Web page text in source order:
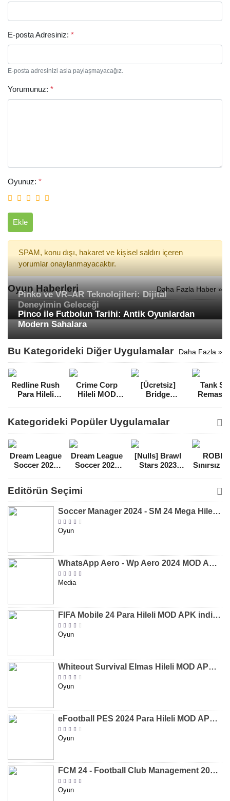
Arama
E-posta Adresiniz: *
E-posta adresinizi asla paylaşmayacağız.
Yorumunuz: *
Oyunuz: *
Ekle
SPAM, konu dışı, hakaret ve kişisel saldırı içeren
yorumlar onaylanmayacaktır.
Oyun Haberleri Daha Fazla Haber »
Pinko ve VR–AR Teknolojileri: Dijital
Deneyimin Geleceği
Pinco ile Futbolun Tarihi: Antik Oyunlardan
Modern Sahalara
Bu Kategorideki Diğer Uygulamalar Daha Fazla »
Redline Rush
Para Hileli
Crime Corp
Hileli MOD
[Ücretsiz]
Bridge
Dead Full APK
(v1.1)
Tank
Kategorideki Popüler Uygulamalar
Dream League
Soccer 2021
[v8.31]
Dream League
Soccer 2022
[Nulls] Brawl
Stars 2023
Sınırsız
Editörün Seçimi
Soccer Manager 2024 - SM 24 Mega Hileli MOD APK indir [v3.0.0]
Oyun
WhatsApp Aero - Wp Aero 2024 MOD APK indir [v10.0.2]
Media
FIFA Mobile 24 Para Hileli MOD APK indir [v20.1.02]
Oyun
Whiteout Survival Elmas Hileli MOD APK indir [v1.13.1]
Oyun
eFootball PES 2024 Para Hileli MOD APK indir [v8.2.0]
Oyun
FCM 24 - Football Club Management 2024 Para Hileli MOD APK indir [v1.0.4]
Oyun